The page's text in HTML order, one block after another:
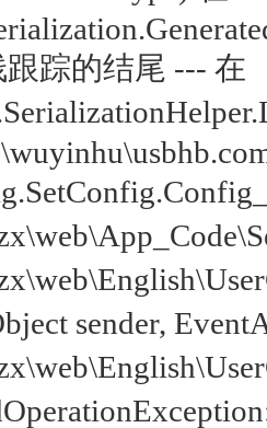
踪的结尾 --- 在
sender,